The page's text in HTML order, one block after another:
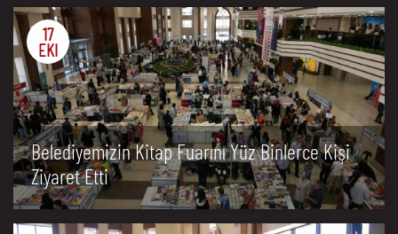
17
EKI
Belediyemizin Kitap Fuarını Yüz Binlerce Kişi
Ziyaret Etti